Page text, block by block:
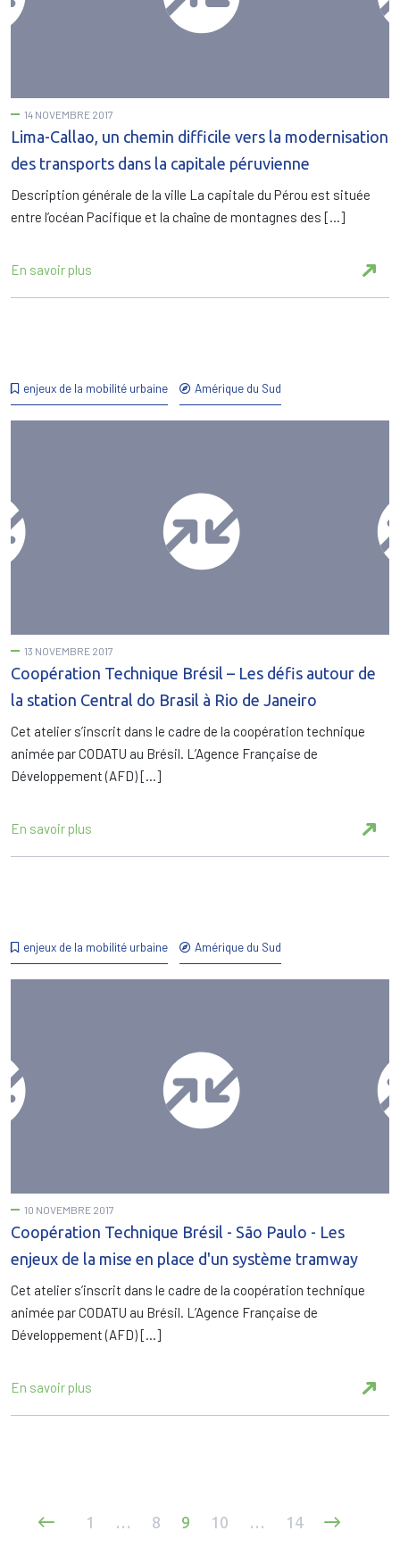
14 NOVEMBRE 2017
Lima-Callao, un chemin difficile vers la modernisation
des transports dans la capitale péruvienne
Description générale de la ville La capitale du Pérou est située
entre l’océan Pacifique et la chaîne de montagnes des […]
En savoir plus
enjeux de la mobilité urbaine Amérique du Sud
13 NOVEMBRE 2017
Coopération Technique Brésil – Les défis autour de
la station Central do Brasil à Rio de Janeiro
Cet atelier s’inscrit dans le cadre de la coopération technique
animée par CODATU au Brésil. L’Agence Française de
Développement (AFD) […]
En savoir plus
enjeux de la mobilité urbaine Amérique du Sud
10 NOVEMBRE 2017
Coopération Technique Brésil - São Paulo - Les
enjeux de la mise en place d'un système tramway
Cet atelier s’inscrit dans le cadre de la coopération technique
animée par CODATU au Brésil. L’Agence Française de
Développement (AFD) […]
En savoir plus
Pagination
1 … 8 9 10 … 14